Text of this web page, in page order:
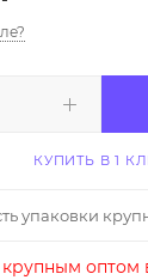
КУПИТЬ В 1
упаковки
оптом